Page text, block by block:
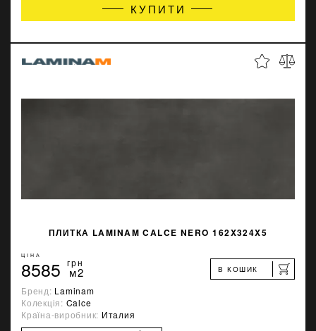
КУПИТИ
ПЛИТКА LAMINAM CALCE NERO 162X324X5
ЦІНА
8585 грн
м2 В КОШИК
Бренд: Laminam
Колекція: Calce
Країна-виробник: Италия